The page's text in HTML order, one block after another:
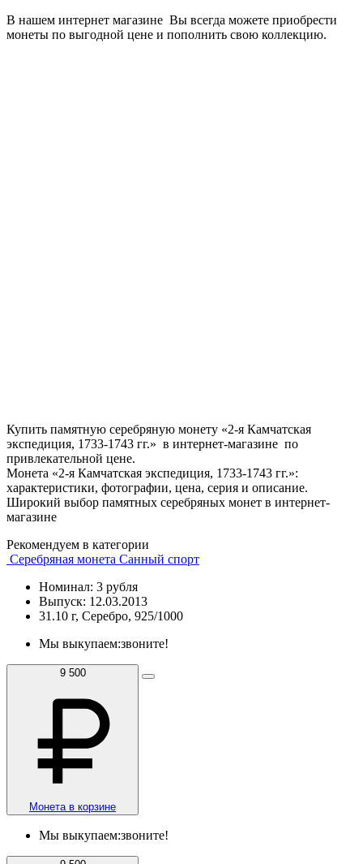
В нашем интернет магазине Вы всегда можете приобрести
монеты по выгодной цене и пополнить свою коллекцию.
Купить памятную серебряную монету «2-я Камчатская
экспедиция, 1733-1743 гг.» в интернет-магазине по
привлекательной цене.
Монета «2-я Камчатская экспедиция, 1733-1743 гг.»:
характеристики, фотографии, цена, серия и описание.
Широкий выбор памятных серебряных монет в интернет-
магазине
Рекомендуем в категории
Серебряная монета Санный спорт
Номинал: 3 рубля
Выпуск: 12.03.2013
31.10 г, Серебро, 925/1000
Мы выкупаем:звоните!
9 500
Монета в корзине
Мы выкупаем:звоните!